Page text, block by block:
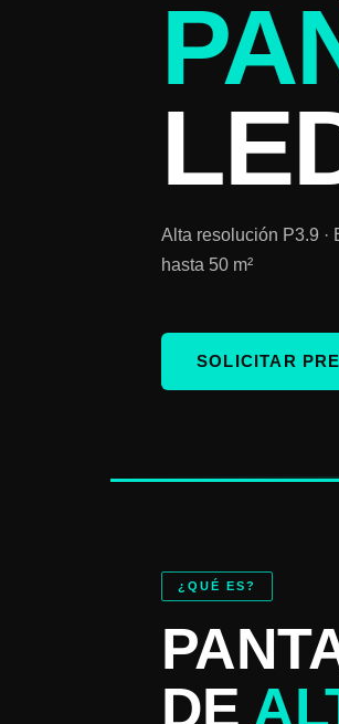
Alta resolución P3.9 ·
hasta 50 m²
SOLICITAR
¿QUÉ ES?
DE